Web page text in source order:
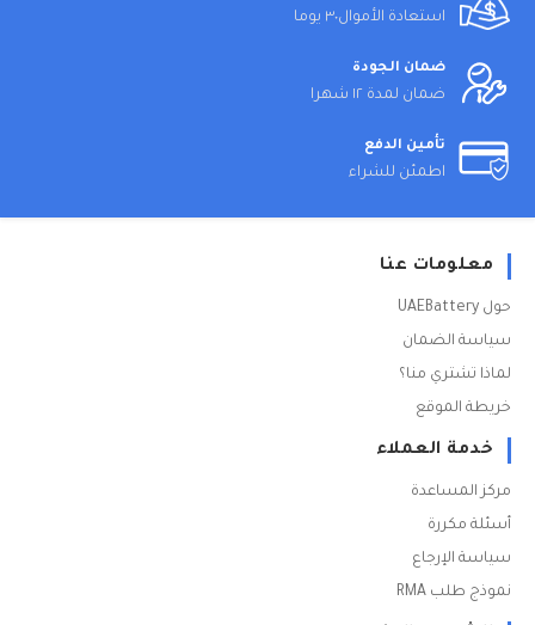
استعادة الأموال٣٠ يوما
ضمان الجودة
ضمان لمدة ١٢ شهرا
تأمين الدفع
اطمئن للشراء
معلومات عنا
حول UAEBattery
سياسة الضمان
لماذا تشتري منا؟
خريطة الموقع
خدمة العملاء
مركز المساعدة
أسئلة مكررة
سياسة الإرجاع
نموذج طلب RMA